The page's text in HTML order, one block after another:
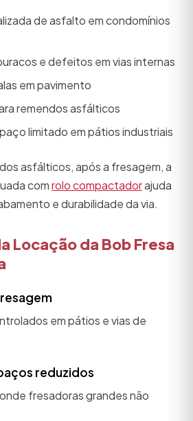
de asfalto em condomínios
e defeitos em vias internas
em pavimento
remendos asfálticos
limitado em pátios industriais
asfálticos, após a fresagem, a
comrolo compactadorajuda
e durabilidade da via.
Locação da Bob Fresa
em pátios e vias de
reduzidos
fresadoras grandes não